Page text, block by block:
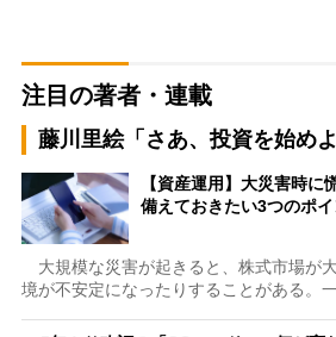
注目の著者・連載
藤川里絵「さあ、投資を始めよ
【資産運用】大災害時に
備えておきたい3つのポ
大規模な災害が起きると、株式市場が
境が不安定になったりすることがある。